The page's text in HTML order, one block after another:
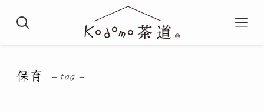
保育 – tag –